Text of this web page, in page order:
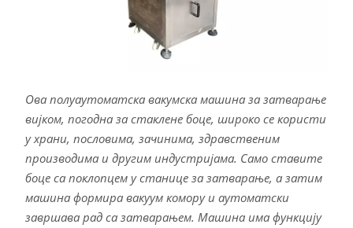
Ова полуаутоматска вакумска машина за затварање
вијком, погодна за стаклене боце, широко се користи
у храни, пословима, зачинима, здравственим
производима и другим индустријама. Само ставите
боце са поклопцем у станице за затварање, а затим
машина формира вакуум комору и аутоматски
завршава рад са затварањем. Машина има функцију